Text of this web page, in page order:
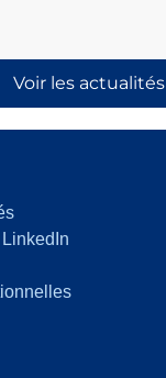
Voir les actualités